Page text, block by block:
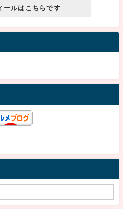
ールはこちらです